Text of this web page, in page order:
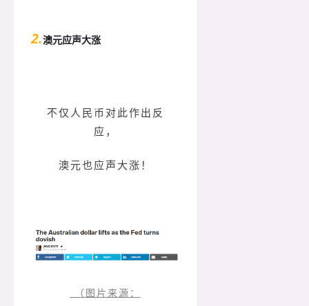
2.澳元应声大涨
不仅人民币对此作出反
应，
澳元也应声大涨！
（图片来源：